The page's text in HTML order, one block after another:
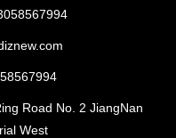
Road No. 2 JiangNan
West